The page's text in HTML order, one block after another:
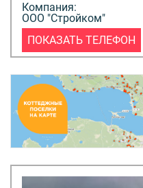
Компания:
ООО "Стройком"
ПОКАЗАТЬ ТЕЛЕФОН